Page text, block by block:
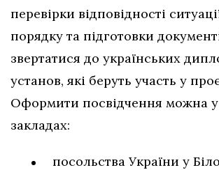
перевірки відповідності
порядку та підготовки
звертатися до українських
установ, які беруть участь у
Оформити посвідчення можна у
закладах:
посольства України у